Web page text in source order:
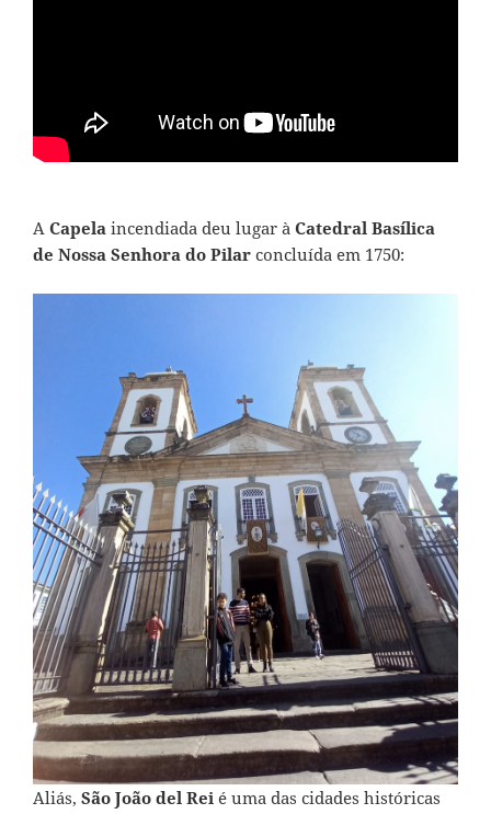
A Capela incendiada deu lugar à Catedral Basílica
de Nossa Senhora do Pilar concluída em 1750:
Aliás, São João del Rei é uma das cidades históricas